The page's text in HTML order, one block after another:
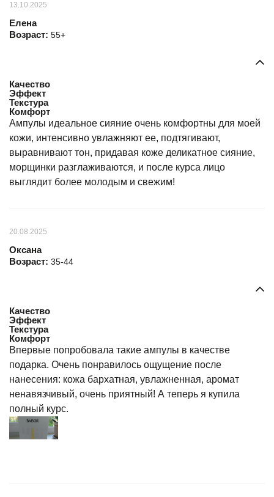
13.10.2025
Елена
Возраст: 55+
Качество
Эффект
Текстура
Комфорт
Ампулы идеальное сияние очень комфортны для моей
кожи, интенсивно увлажняют ее, подтягивают,
выравнивают тон, придавая коже деликатное сияние,
морщинки разглаживаются, и после курса лицо
выглядит более молодым и свежим!
20.08.2025
Оксана
Возраст: 35-44
Качество
Эффект
Текстура
Комфорт
Впервые попробовала такие ампулы в качестве
подарка. Очень понравилось ощущение после
нанесения: кожа бархатная, увлажненная, аромат
ненавязчивый, очень приятный! А теперь я купила
полный курс.